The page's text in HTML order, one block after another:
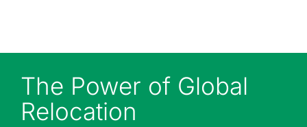
The Power of Global
Relocation